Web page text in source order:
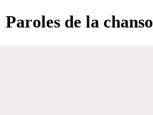
Paroles de la